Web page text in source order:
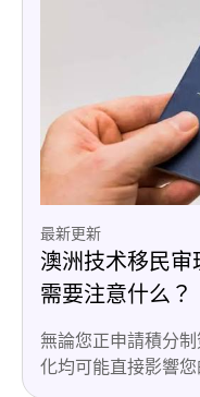
最新更新
澳洲技术移民
需要注意什么？
無論您正申請積分
化均可能直接影響您